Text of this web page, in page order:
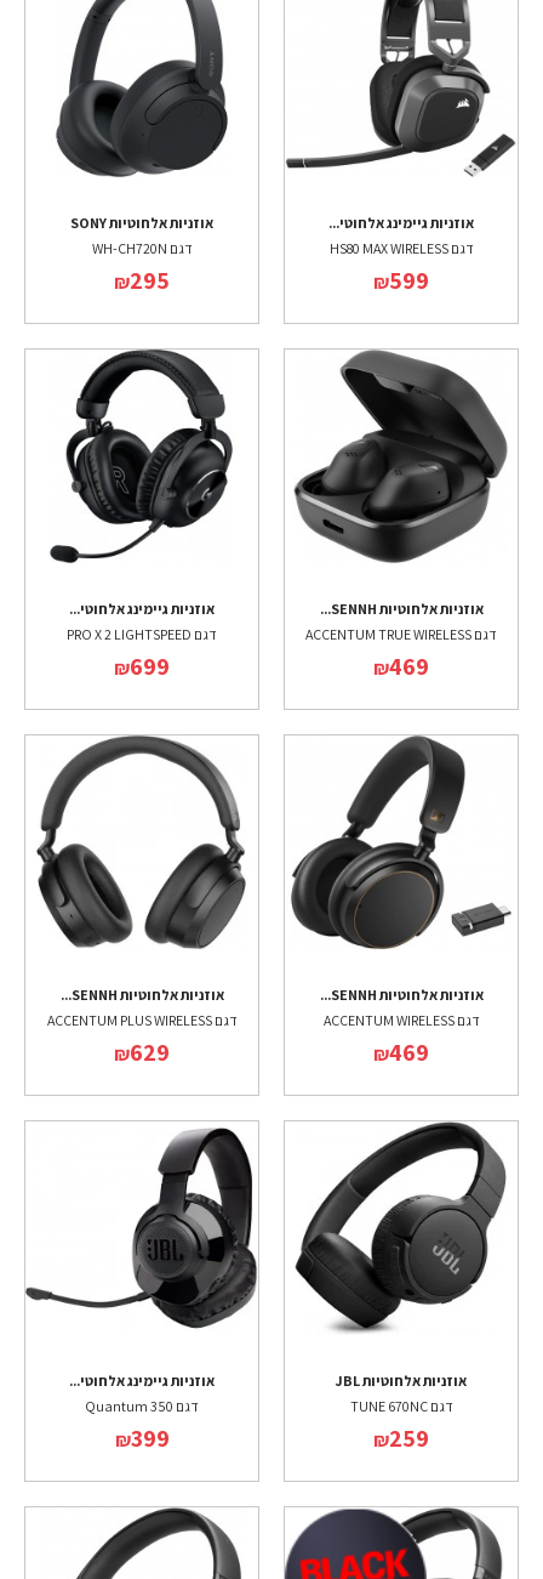
אוזניות גיימינג אלחוטי...
דגם HS80 MAX WIRELESS
₪599
אוזניות אלחוטיות SONY
דגם WH-CH720N
₪295
אוזניות אלחוטיות SENNH...
דגם ACCENTUM TRUE WIRELESS
₪469
אוזניות גיימינג אלחוטי...
דגם PRO X 2 LIGHTSPEED
₪699
אוזניות אלחוטיות SENNH...
דגם ACCENTUM WIRELESS
₪469
אוזניות אלחוטיות SENNH...
דגם ACCENTUM PLUS WIRELESS
₪629
אוזניות אלחוטיות JBL
דגם TUNE 670NC
₪259
אוזניות גיימינג אלחוטי...
דגם Quantum 350
₪399